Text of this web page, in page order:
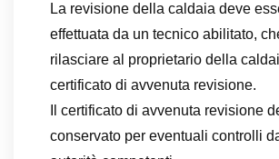
La revisione della caldaia deve
effettuata da un tecnico abilitato,
rilasciare al proprietario della
certificato di avvenuta revisione.
Il certificato di avvenuta revisione
conservato per eventuali controlli